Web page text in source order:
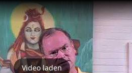
Video laden